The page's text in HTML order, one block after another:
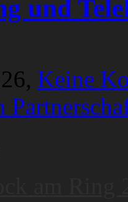
und
Keine